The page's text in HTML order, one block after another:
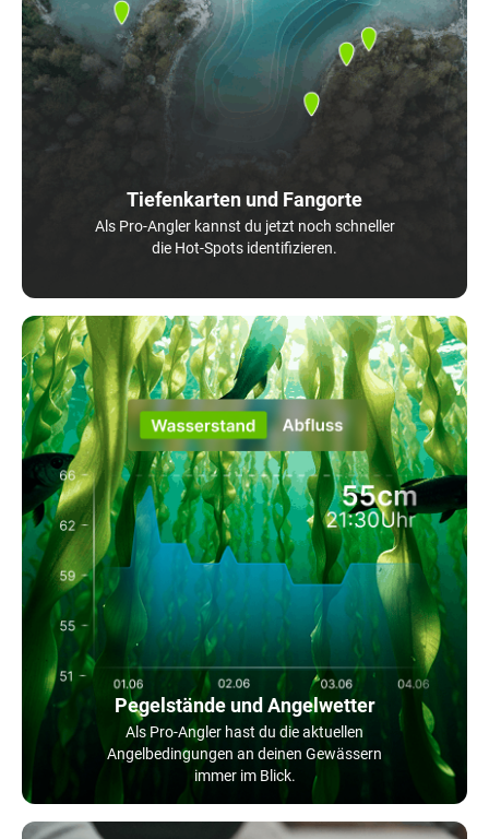
Tiefenkarten und Fangorte
Als Pro-Angler kannst du jetzt noch schneller
die Hot-Spots identifizieren.
Pegelstände und Angelwetter
Als Pro-Angler hast du die aktuellen
Angelbedingungen an deinen Gewässern
immer im Blick.